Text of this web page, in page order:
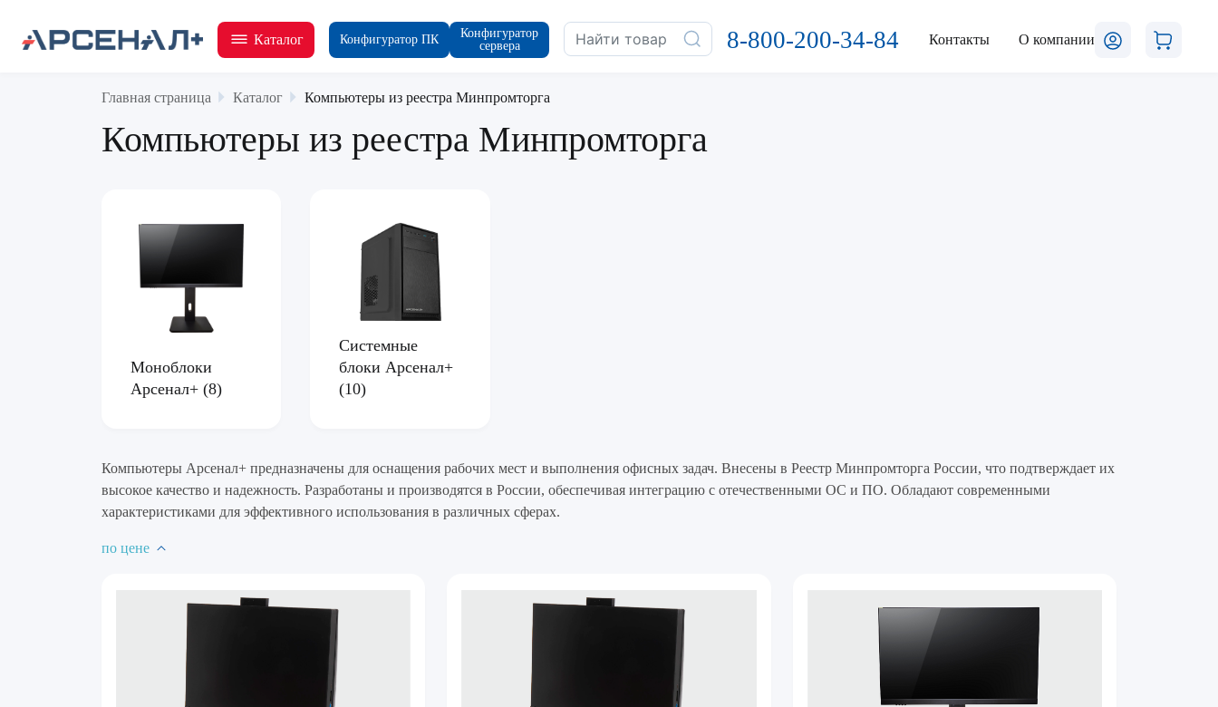
Каталог Конфигуратор ПК
Конфигуратор
сервера
8-800-200-34-84 Контакты О компании
Главная страница Каталог Компьютеры из реестра Минпромторга
Компьютеры из реестра Минпромторга
Моноблоки
Арсенал+ (8)
Системные
блоки Арсенал+
(10)
Компьютеры Арсенал+ предназначены для оснащения рабочих мест и выполнения офисных задач. Внесены в Реестр Минпромторга России, что подтверждает их
высокое качество и надежность. Разработаны и производятся в России, обеспечивая интеграцию с отечественными ОС и ПО. Обладают современными
характеристиками для эффективного использования в различных сферах.
по цене